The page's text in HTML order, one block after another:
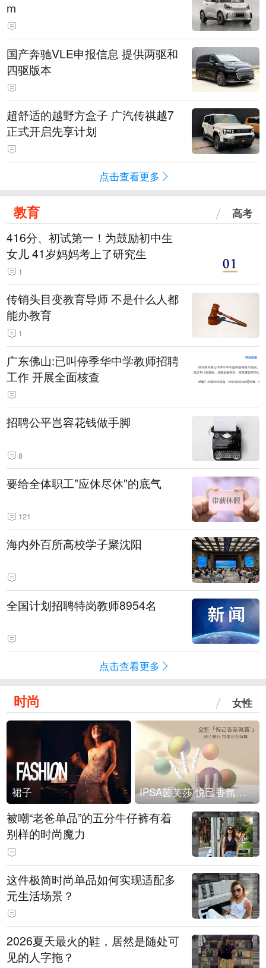
m
国产奔驰VLE申报信息 提供两驱和
四驱版本
超舒适的越野方盒子 广汽传祺越7
正式开启先享计划
点击查看更多
教育 高考
416分、初试第一！为鼓励初中生
女儿 41岁妈妈考上了研究生
1
传销头目变教育导师 不是什么人都
能办教育
1
广东佛山:已叫停季华中学教师招聘
工作 开展全面核查
招聘公平岂容花钱做手脚
8
要给全体职工"应休尽休"的底气
121
海内外百所高校学子聚沈阳
全国计划招聘特岗教师8954名
点击查看更多
时尚 女性
裙子 IPSA茵芙莎 悦己香氛凝露上市
被嘲“老爸单品”的五分牛仔裤有着
别样的时尚魔力
这件极简时尚单品如何实现适配多
元生活场景？
2026夏天最火的鞋，居然是随处可
见的人字拖？